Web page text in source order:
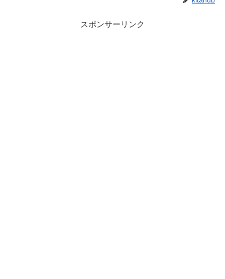
スポンサーリンク